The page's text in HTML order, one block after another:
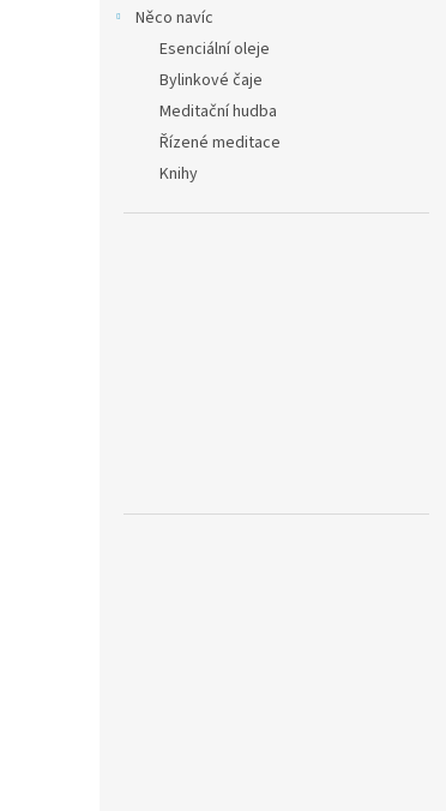
Něco navíc
Esenciální oleje
Bylinkové čaje
Meditační hudba
Řízené meditace
Knihy